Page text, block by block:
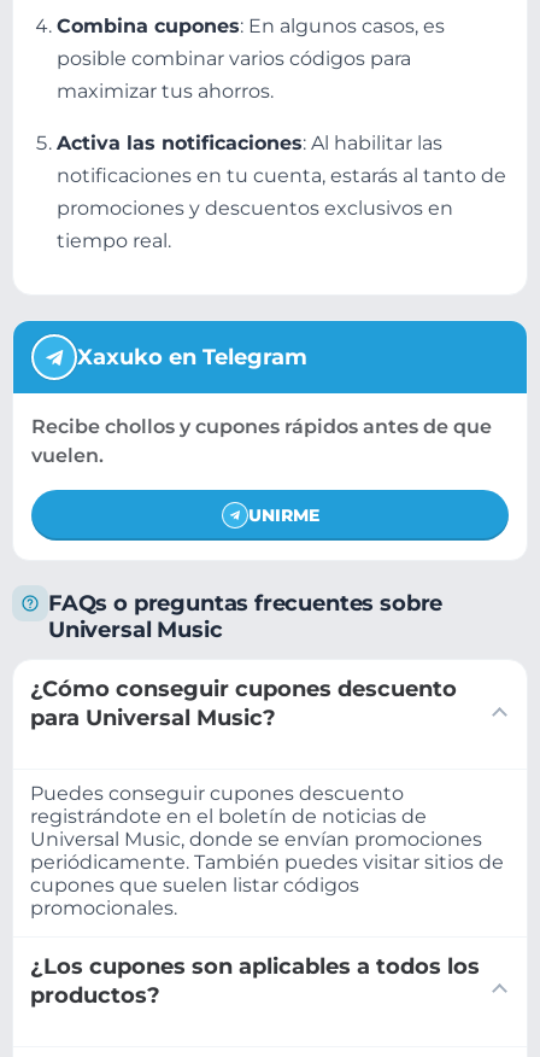
Combina cupones: En algunos casos, es
posible combinar varios códigos para
maximizar tus ahorros.
Activa las notificaciones: Al habilitar las
notificaciones en tu cuenta, estarás al tanto de
promociones y descuentos exclusivos en
tiempo real.
FAQs o preguntas frecuentes sobre
Universal Music
¿Cómo conseguir cupones descuento
para Universal Music?
Puedes conseguir cupones descuento
registrándote en el boletín de noticias de
Universal Music, donde se envían promociones
periódicamente. También puedes visitar sitios de
cupones que suelen listar códigos
promocionales.
¿Los cupones son aplicables a todos los
productos?
Xaxuko en Telegram
Recibe chollos y cupones rápidos antes de que
vuelen.
UNIRME